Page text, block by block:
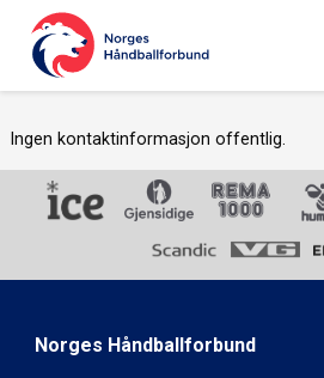
Ingen kontaktinformasjon offentlig.
Norges Håndballforbund